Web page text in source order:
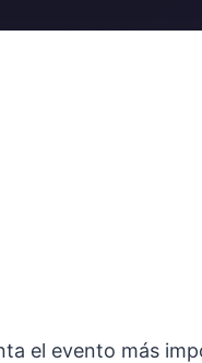
el evento más